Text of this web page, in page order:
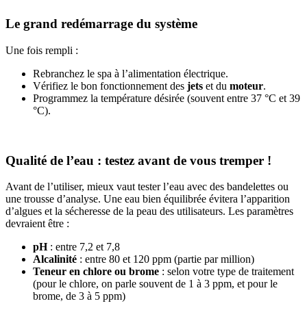
Le grand redémarrage du système
Une fois rempli :
Rebranchez le spa à l’alimentation électrique.
Vérifiez le bon fonctionnement des jets et du moteur.
Programmez la température désirée (souvent entre 37 °C et 39
°C).
Qualité de l’eau : testez avant de vous tremper !
Avant de l’utiliser, mieux vaut tester l’eau avec des bandelettes ou
une trousse d’analyse. Une eau bien équilibrée évitera l’apparition
d’algues et la sécheresse de la peau des utilisateurs. Les paramètres
devraient être :
pH: entre 7,2 et 7,8
Alcalinité : entre 80 et 120 ppm (partie par million)
Teneur en chlore ou brome : selon votre type de traitement
(pour le chlore, on parle souvent de 1 à 3 ppm, et pour le
brome, de 3 à 5 ppm)